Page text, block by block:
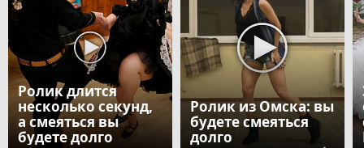
Ролик длится
несколько секунд,
а смеяться вы
будете долго
Ролик из Омска: вы
будете смеяться
долго